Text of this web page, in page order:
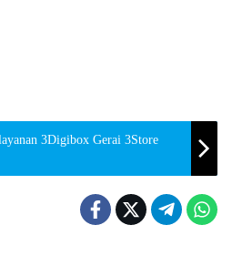
3Digibox Gerai 3Store